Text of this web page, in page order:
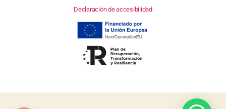
Declaración de accesibilidad